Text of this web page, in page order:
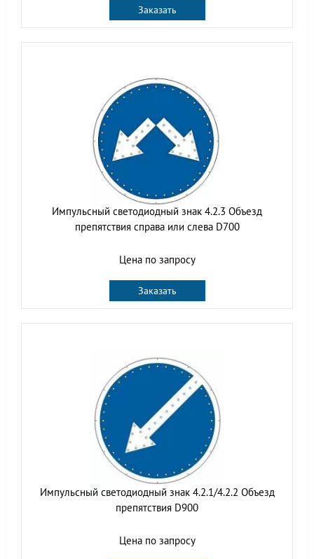
Заказать
Импульсный светодиодный знак 4.2.3 Объезд
препятствия справа или слева D700
Цена по запросу
Заказать
Импульсный светодиодный знак 4.2.1/4.2.2 Объезд
препятствия D900
Цена по запросу